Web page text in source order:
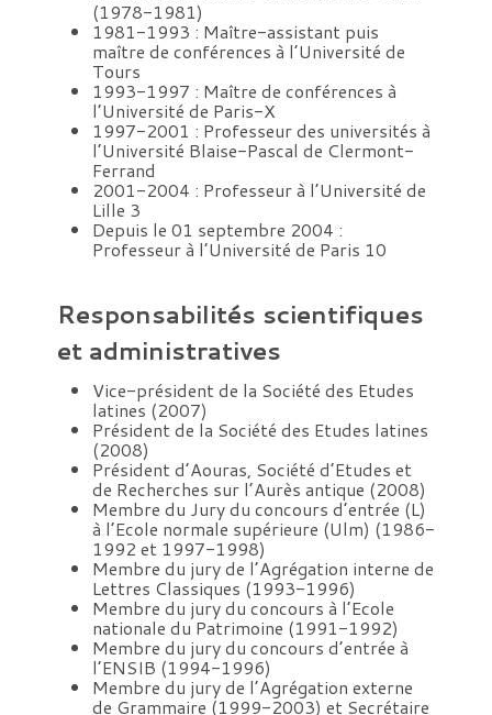
(1978-1981)
1981-1993 : Maître-assistant puis
maître de conférences à l’Université de
Tours
1993-1997 : Maître de conférences à
l’Université de Paris-X
1997-2001 : Professeur des universités à
l’Université Blaise-Pascal de Clermont-
Ferrand
2001-2004 : Professeur à l’Université de
Lille 3
Depuis le 01 septembre 2004 :
Professeur à l’Université de Paris 10
Responsabilités scientifiques
et administratives
Vice-président de la Société des Etudes
latines (2007)
Président de la Société des Etudes latines
(2008)
Président d’Aouras, Société d’Etudes et
de Recherches sur l’Aurès antique (2008)
Membre du Jury du concours d’entrée (L)
à l’Ecole normale supérieure (Ulm) (1986-
1992 et 1997-1998)
Membre du jury de l’Agrégation interne de
Lettres Classiques (1993-1996)
Membre du jury du concours à l’Ecole
nationale du Patrimoine (1991-1992)
Membre du jury du concours d’entrée à
l’ENSIB (1994-1996)
Membre du jury de l’Agrégation externe
de Grammaire (1999-2003) et Secrétaire